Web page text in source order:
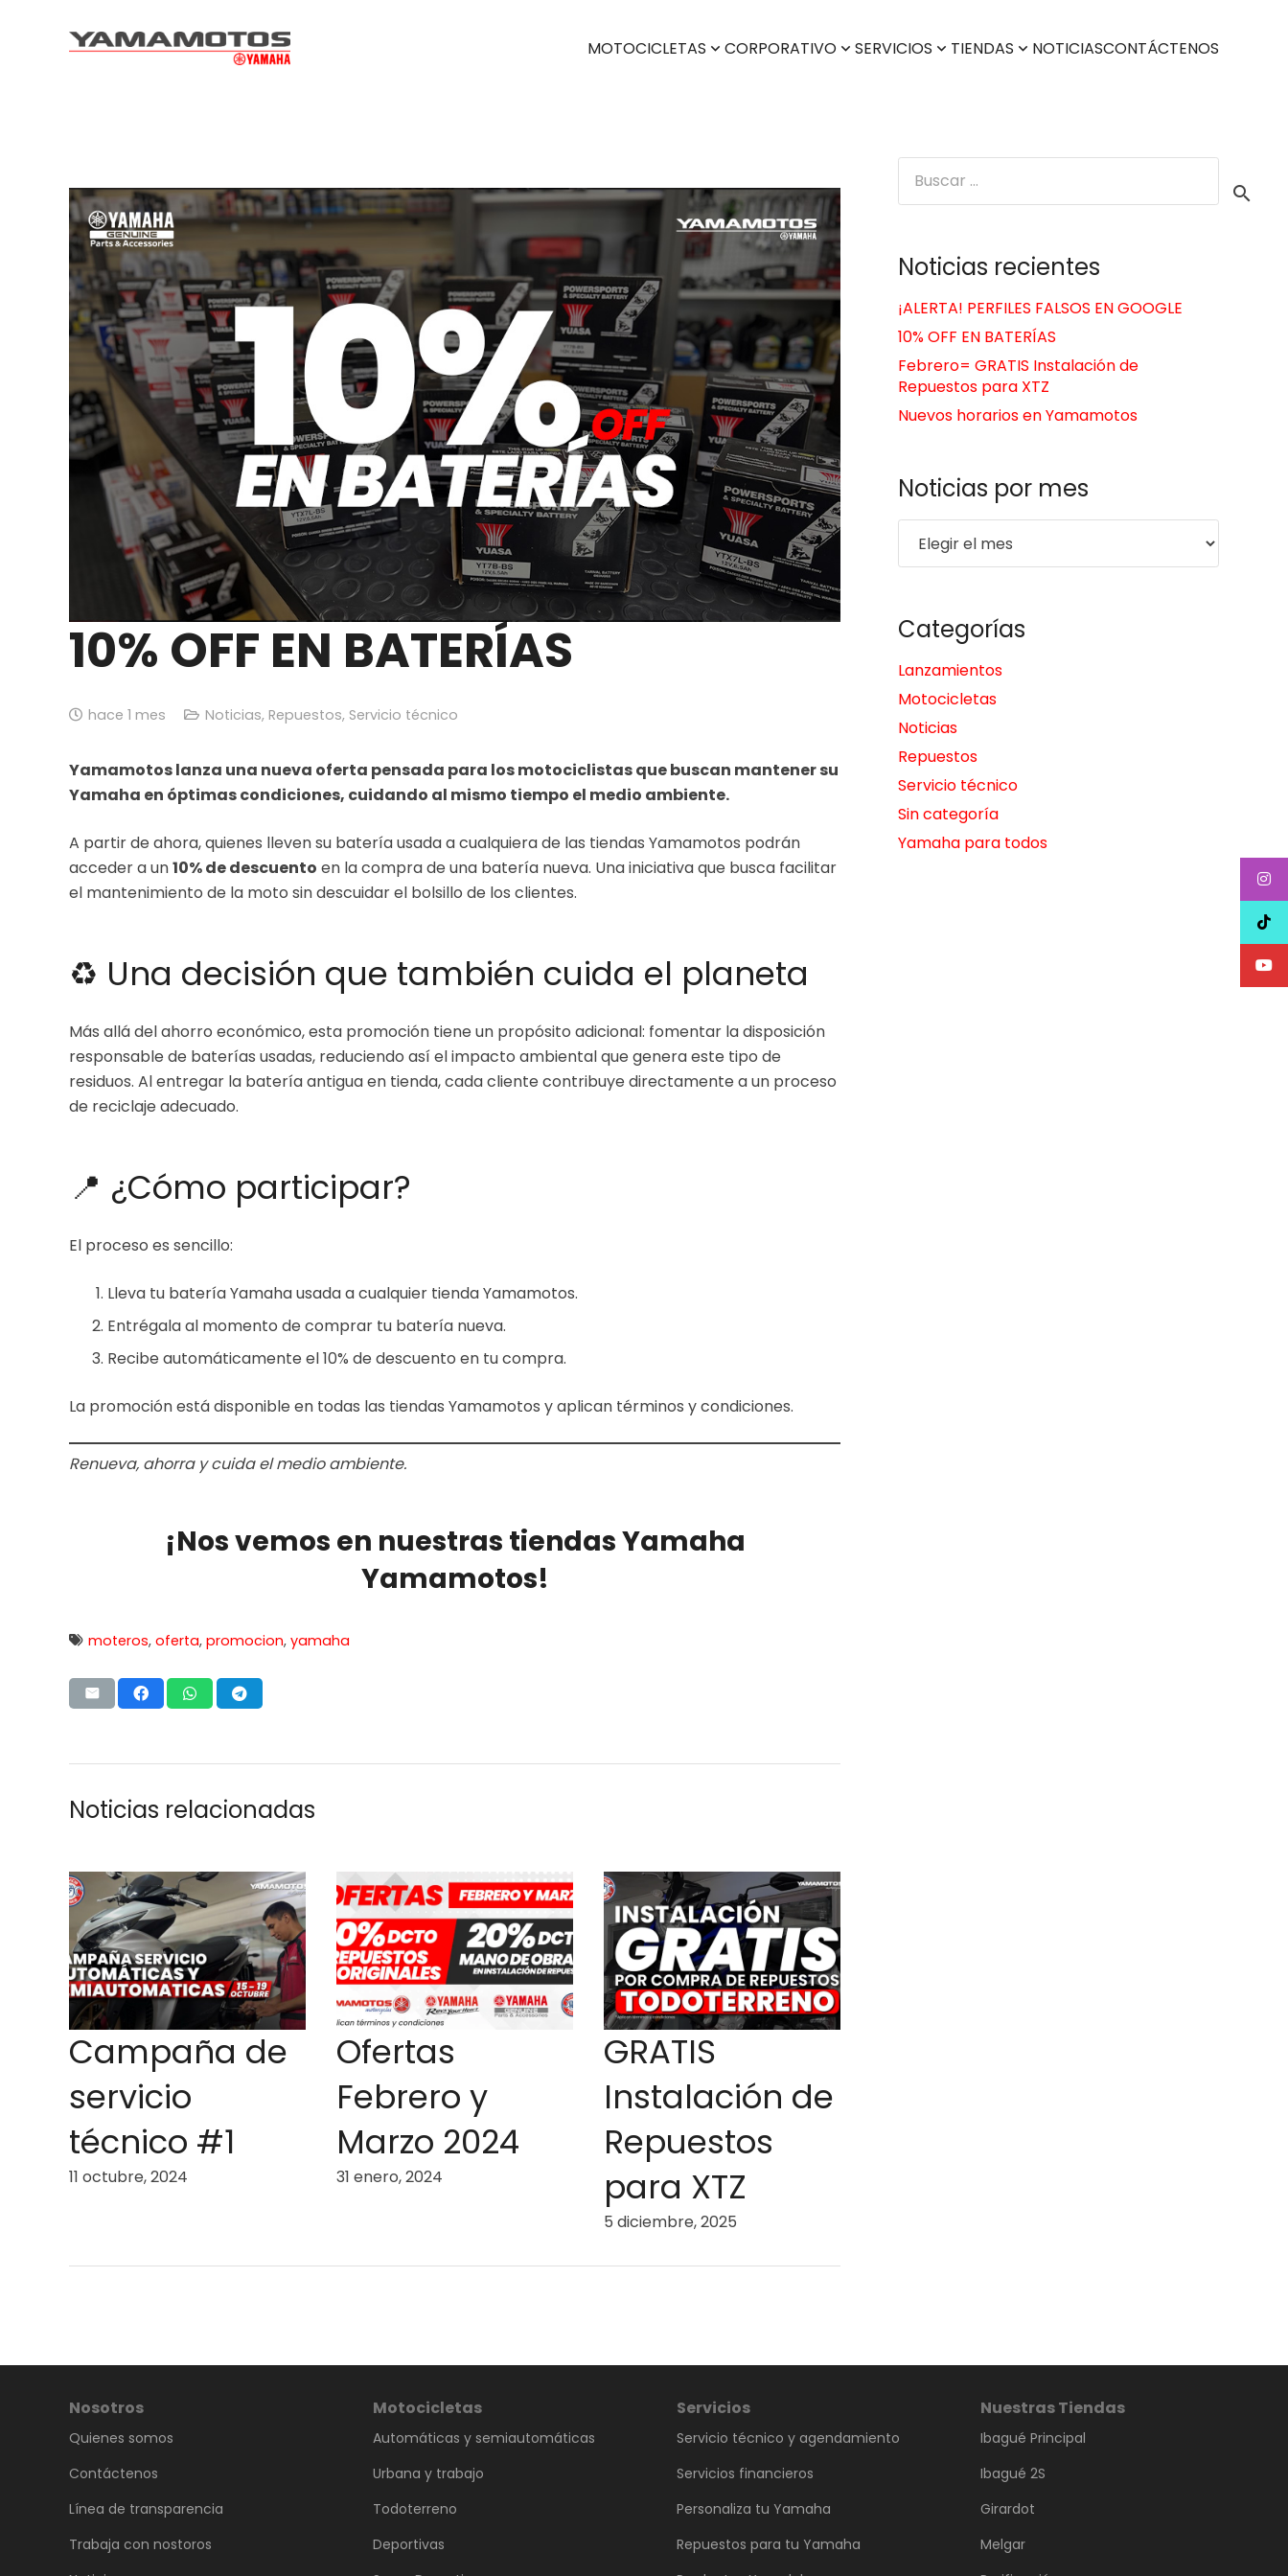
MOTOCICLETAS CORPORATIVO SERVICIOS TIENDAS NOTICIASCONTÁCTENOS
10% OFF EN BATERÍAS
hace 1 mes Noticias, Repuestos, Servicio técnico
Yamamotos lanza una nueva oferta pensada para los motociclistas que buscan mantener su
Yamaha en óptimas condiciones, cuidando al mismo tiempo el medio ambiente.
A partir de ahora, quienes lleven su batería usada a cualquiera de las tiendas Yamamotos podrán
acceder a un10% de descuento en la compra de una batería nueva. Una iniciativa que busca facilitar
el mantenimiento de la moto sin descuidar el bolsillo de los clientes.
♻️ Una decisión que también cuida el planeta
Más allá del ahorro económico, esta promoción tiene un propósito adicional: fomentar la disposición
responsable de baterías usadas, reduciendo así el impacto ambiental que genera este tipo de
residuos. Al entregar la batería antigua en tienda, cada cliente contribuye directamente a un proceso
de reciclaje adecuado.
📍 ¿Cómo participar?
El proceso es sencillo:
Lleva tu batería Yamaha usada a cualquier tienda Yamamotos.
Entrégala al momento de comprar tu batería nueva.
Recibe automáticamente el 10% de descuento en tu compra.
La promoción está disponible en todas las tiendas Yamamotos y aplican términos y condiciones.
Renueva, ahorra y cuida el medio ambiente.
¡Nos vemos en nuestras tiendas Yamaha
Yamamotos!
moteros, oferta, promocion, yamaha
Noticias relacionadas
Campaña de
servicio
técnico #1
11 octubre, 2024
Ofertas
Febrero y
Marzo 2024
31 enero, 2024
GRATIS
Instalación de
Repuestos
para XTZ
5 diciembre, 2025
Noticias recientes
¡ALERTA! PERFILES FALSOS EN GOOGLE
10% OFF EN BATERÍAS
Febrero= GRATIS Instalación de
Repuestos para XTZ
Nuevos horarios en Yamamotos
Noticias por mes
por
Categorías
Lanzamientos
Motocicletas
Noticias
Repuestos
Servicio técnico
Sin categoría
Yamaha para todos
Nosotros
Quienes somos
Contáctenos
Línea de transparencia
Trabaja con nostoros
Motocicletas
Automáticas y semiautomáticas
Urbana y trabajo
Todoterreno
Deportivas
Servicios
Servicio técnico y agendamiento
Servicios financieros
Personaliza tu Yamaha
Repuestos para tu Yamaha
Nuestras Tiendas
Ibagué Principal
Ibagué 2S
Girardot
Melgar